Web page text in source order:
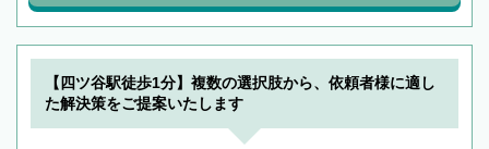
【四ツ谷駅徒歩1分】複数の選択肢から、依頼者様に適し
た解決策をご提案いたします